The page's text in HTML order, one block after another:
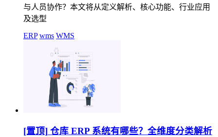
与人员协作？本文将从定义解析、核心功能、行业应用
及选型
ERP wms WMS
[置顶] 仓库 ERP 系统有哪些？全维度分类解析